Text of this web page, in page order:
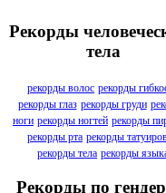
Рекорды
тела
рекорды волос рекорды
рекорды глаз рекорды груди
ноги рекорды ногтей рекорды
рекорды рта рекорды
рекорды тела рекорды
Рекорды по